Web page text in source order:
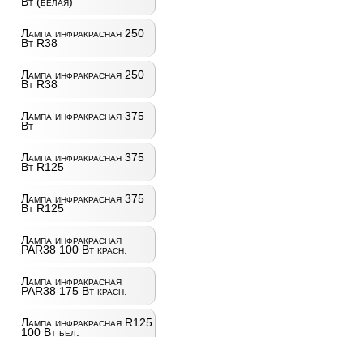
Лампа инфракрасная 250
Вт R38
Лампа инфракрасная 250
Вт R38
Лампа инфракрасная 375
Вт
Лампа инфракрасная 375
Вт R125
Лампа инфракрасная 375
Вт R125
Лампа инфракрасная
PAR38 100 Вт красн.
Лампа инфракрасная
PAR38 175 Вт красн.
Лампа инфракрасная R125
100 Вт бел.